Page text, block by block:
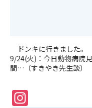
ドンキに行きました。
9/24(火)：今日動物病院
間…（すきやき先生談）